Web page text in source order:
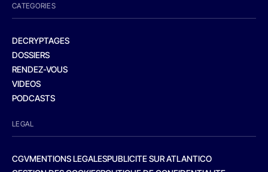
CATEGORIES
DECRYPTAGES
DOSSIERS
RENDEZ-VOUS
VIDEOS
PODCASTS
LEGAL
CGVMENTIONS LEGALESPUBLICITE SUR ATLANTICO